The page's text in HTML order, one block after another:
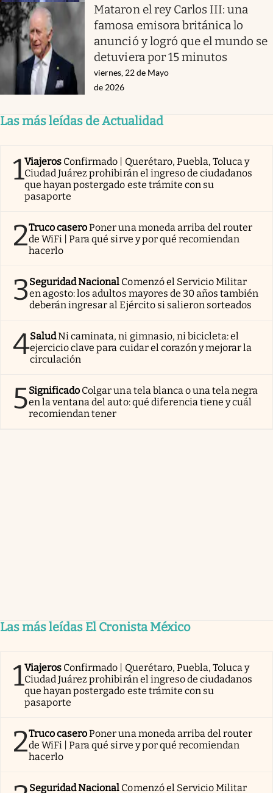
Mataron el rey Carlos III: una
famosa emisora británica lo
anunció y logró que el mundo se
detuviera por 15 minutos
viernes, 22 de Mayo
de 2026
Las más leídas de Actualidad
1Viajeros Confirmado | Querétaro, Puebla, Toluca y
Ciudad Juárez prohibirán el ingreso de ciudadanos
que hayan postergado este trámite con su
pasaporte
2Truco caseroPoner una moneda arriba del router
de WiFi | Para qué sirve y por qué recomiendan
hacerlo
3Seguridad Nacional Comenzó el Servicio Militar
en agosto: los adultos mayores de 30 años también
deberán ingresar al Ejército si salieron sorteados
4SaludNi caminata, ni gimnasio, ni bicicleta: el
ejercicio clave para cuidar el corazón y mejorar la
circulación
5Significado Colgar una tela blanca o una tela negra
en la ventana del auto: qué diferencia tiene y cuál
recomiendan tener
Las más leídas El Cronista México
1Viajeros Confirmado | Querétaro, Puebla, Toluca y
Ciudad Juárez prohibirán el ingreso de ciudadanos
que hayan postergado este trámite con su
pasaporte
2Truco caseroPoner una moneda arriba del router
de WiFi | Para qué sirve y por qué recomiendan
hacerlo
Seguridad Nacional Comenzó el Servicio Militar